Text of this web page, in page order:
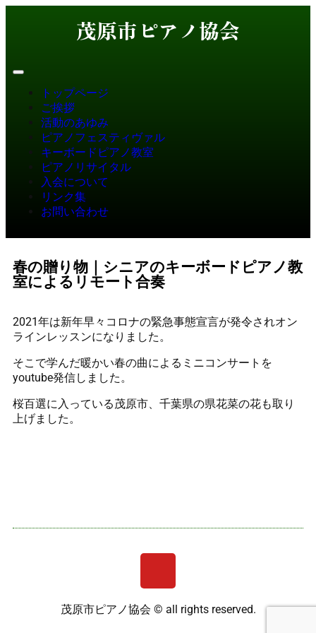
茂原市ピアノ協会
トップページ
ご挨拶
活動のあゆみ
ピアノフェスティヴァル
キーボードピアノ教室
ピアノリサイタル
入会について
リンク集
お問い合わせ
春の贈り物｜シニアのキーボードピアノ教
室によるリモート合奏
2021年は新年早々コロナの緊急事態宣言が発令されオン
ラインレッスンになりました。
そこで学んだ暖かい春の曲によるミニコンサートを
youtube発信しました。
桜百選に入っている茂原市、千葉県の県花菜の花も取り
上げました。
茂原市ピアノ協会 ©︎ all rights reserved.